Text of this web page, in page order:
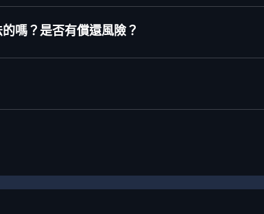
嗎？是否有償還風險？